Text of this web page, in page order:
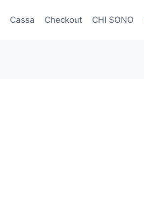
Cassa Checkout CHI SONO